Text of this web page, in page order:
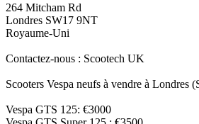
264 Mitcham Rd
Londres SW17 9NT
Royaume-Uni
Contactez-nous : Scootech UK
Scooters Vespa neufs à vendre à Londres
Vespa GTS 125: €3000